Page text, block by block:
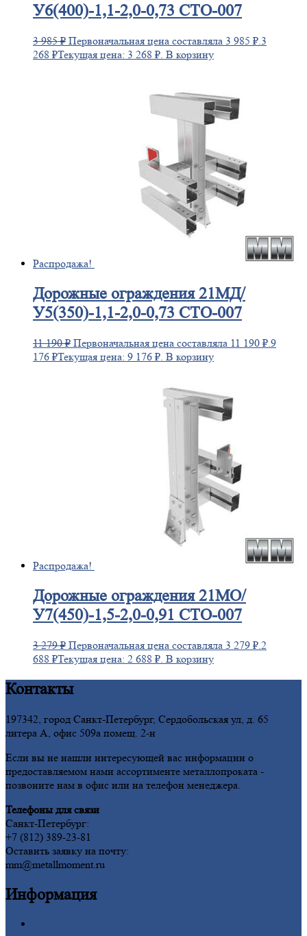
У6(400)-1,1-2,0-0,73 СТО-007
3 985₽ Первоначальная цена составляла 3 985 ₽.3
268 ₽Текущая цена: 3 268 ₽. В корзину
Распродажа!
Дорожные ограждения 21МД/
У5(350)-1,1-2,0-0,73 СТО-007
11 190₽ Первоначальная цена составляла 11 190 ₽.9
176 ₽Текущая цена: 9 176 ₽. В корзину
Распродажа!
Дорожные ограждения 21МО/
У7(450)-1,5-2,0-0,91 СТО-007
3 279₽ Первоначальная цена составляла 3 279 ₽. 2
688 ₽Текущая цена: 2 688 ₽. В корзину
Контакты
197342, город Санкт-Петербург, Сердобольская ул, д. 65
литера А, офис 509а помещ. 2-н
Если вы не нашли интересующей вас информации о
предоставляемом нами ассортименте металлопроката -
позвоните нам в офис или на телефон менеджера.
Телефоны для связи
Санкт-Петербург:
+7 (812) 389-23-81
Оставить заявку на почту:
mm@metallmoment.ru
Информация